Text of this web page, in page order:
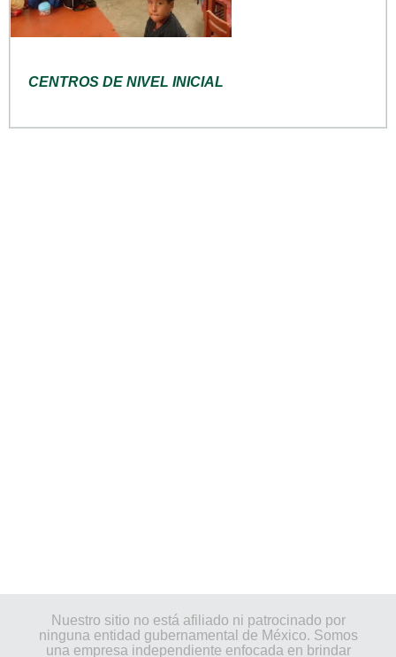
CENTROS DE NIVEL INICIAL
Nuestro sitio no está afiliado ni patrocinado por
ninguna entidad gubernamental de México. Somos
una empresa independiente enfocada en brindar